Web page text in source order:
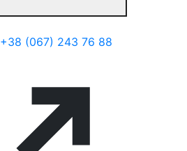
+38 (067) 243 76 88